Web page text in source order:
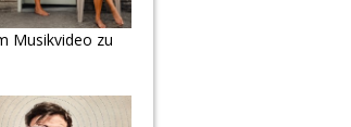
Musikvideo zu